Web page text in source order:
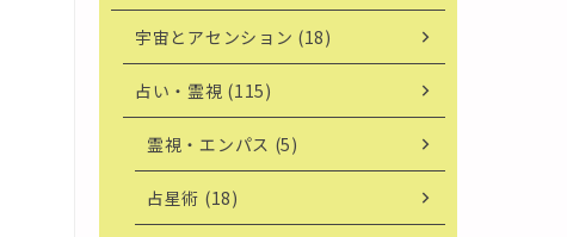
宇宙とアセンション (18)
占い・霊視 (115)
霊視・エンパス (5)
占星術 (18)